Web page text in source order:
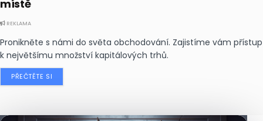
místě
REKLAMA
Pronikněte s námi do světa obchodování. Zajistíme vám přístup
k největšímu množství kapitálových trhů.
PŘEČTĚTE SI